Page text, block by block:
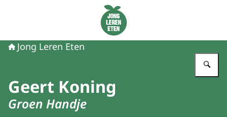
Naar de homepage van Jong Leren Eten
Jong Leren Eten
Geert Koning
Groen Handje